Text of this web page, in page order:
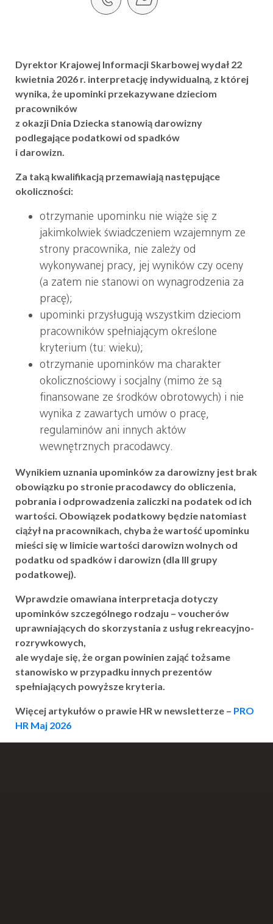
Dyrektor Krajowej Informacji Skarbowej wydał 22
kwietnia 2026 r. interpretację indywidualną, z której
wynika, że upominki przekazywane dzieciom
pracowników
z okazji Dnia Dziecka stanowią darowizny
podlegające podatkowi od spadków
i darowizn.
Za taką kwalifikacją przemawiają następujące
okoliczności:
otrzymanie upominku nie wiąże się z
jakimkolwiek świadczeniem wzajemnym ze
strony pracownika, nie zależy od
wykonywanej pracy, jej wyników czy oceny
(a zatem nie stanowi on wynagrodzenia za
pracę);
upominki przysługują wszystkim dzieciom
pracowników spełniającym określone
kryterium (tu: wieku);
otrzymanie upominków ma charakter
okolicznościowy i socjalny (mimo że są
finansowane ze środków obrotowych) i nie
wynika z zawartych umów o pracę,
regulaminów ani innych aktów
wewnętrznych pracodawcy.
Wynikiem uznania upominków za darowizny jest brak
obowiązku po stronie pracodawcy do obliczenia,
pobrania i odprowadzenia zaliczki na podatek od ich
wartości. Obowiązek podatkowy będzie natomiast
ciążył na pracownikach, chyba że wartość upominku
mieści się w limicie wartości darowizn wolnych od
podatku od spadków i darowizn (dla III grupy
podatkowej).
Wprawdzie omawiana interpretacja dotyczy
upominków szczególnego rodzaju – voucherów
uprawniających do skorzystania z usług rekreacyjno-
rozrywkowych,
ale wydaje się, że organ powinien zająć tożsame
stanowisko w przypadku innych prezentów
spełniających powyższe kryteria.
Więcej artykułów o prawie HR w newsletterze – PRO
HR Maj 2026